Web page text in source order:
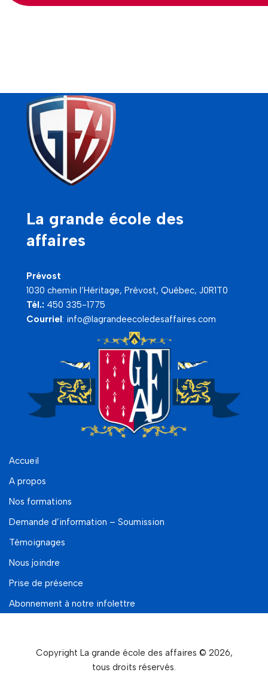
La grande école des
affaires
Prévost
1030 chemin l’Héritage, Prévost, Québec, J0R1T0
Tél.: 450 335-1775
Courriel: info@lagrandeecoledesaffaires.com
Accueil
A propos
Nos formations
Demande d’information – Soumission
Témoignages
Nous joindre
Prise de présence
Abonnement à notre infolettre
Copyright La grande école des affaires © 2026,
tous droits réservés.